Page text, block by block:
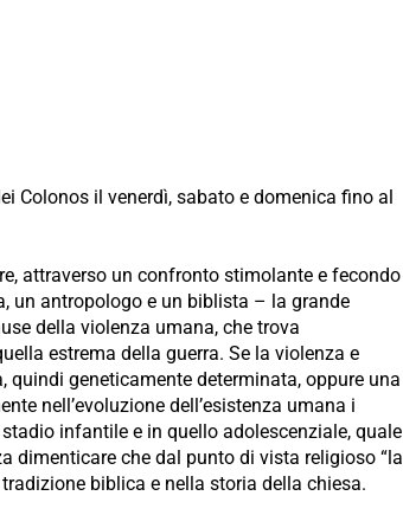
Colonos il venerdì, sabato e domenica fino al
attraverso un confronto stimolante e fecondo
un antropologo e un biblista – la grande
della violenza umana, che trova
estrema della guerra. Se la violenza e
quindi geneticamente determinata, oppure una
nell’evoluzione dell’esistenza umana i
infantile e in quello adolescenziale, quale
dimenticare che dal punto di vista religioso “la
biblica e nella storia della chiesa.